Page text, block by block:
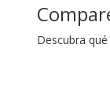
Descubra